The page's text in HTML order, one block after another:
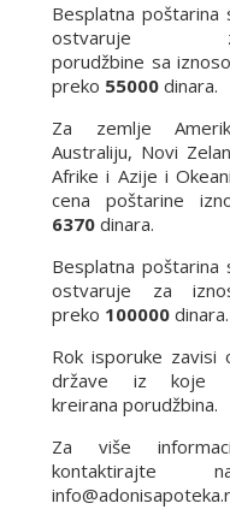
Besplatna poštarina
ostvaruje
porudžbine sa
preko 55000 dinara.
Za zemlje
Australiju, Novi
Afrike i Azije i
cena poštarine
6370 dinara.
Besplatna poštarina
ostvaruje za
preko 100000 dinara.
Rok isporuke zavisi
države iz koje
kreirana porudžbina.
Za više
kontaktirajte